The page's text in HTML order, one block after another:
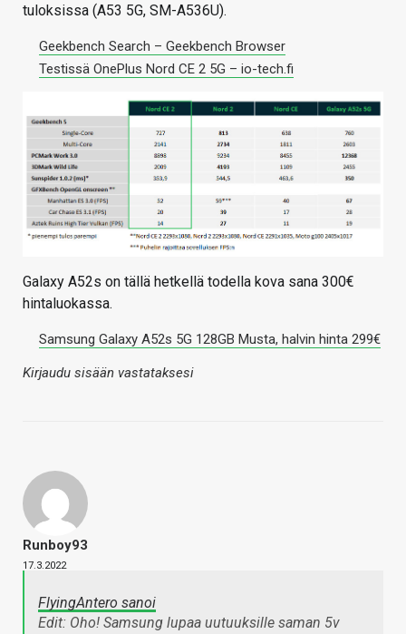
tuloksissa (A53 5G, SM-A536U).
Geekbench Search – Geekbench Browser
Testissä OnePlus Nord CE 2 5G – io-tech.fi
Galaxy A52s on tällä hetkellä todella kova sana 300€
hintaluokassa.
Samsung Galaxy A52s 5G 128GB Musta, halvin hinta 299€
Kirjaudu sisään vastataksesi
Runboy93
17.3.2022
FlyingAntero sanoi
Edit: Oho! Samsung lupaa uutuuksille saman 5v